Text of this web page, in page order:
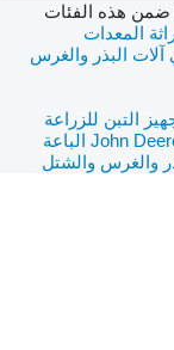
المعدات
آلات البذر والغرس
التبن للزراعة
الباعة
والغرس والشتل